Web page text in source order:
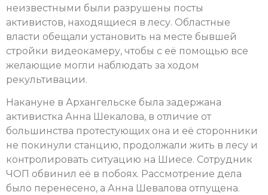
неизвестными были разрушены посты
активистов, находящиеся в лесу. Областные
власти обещали установить на месте бывшей
стройки видеокамеру, чтобы с её помощью все
желающие могли наблюдать за ходом
рекультивации.
Накануне в Архангельске была задержана
активистка Анна Шекалова, в отличие от
большинства протестующих она и её сторонники
не покинули станцию, продолжали жить в лесу и
контролировать ситуацию на Шиесе. Сотрудник
ЧОП обвинил её в побоях. Рассмотрение дела
было перенесено, а Анна Шевалова отпущена.